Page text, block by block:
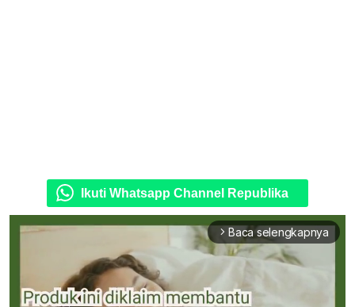
Ikuti Whatsapp Channel Republika
arrow_forward_ios Baca selengkapnya